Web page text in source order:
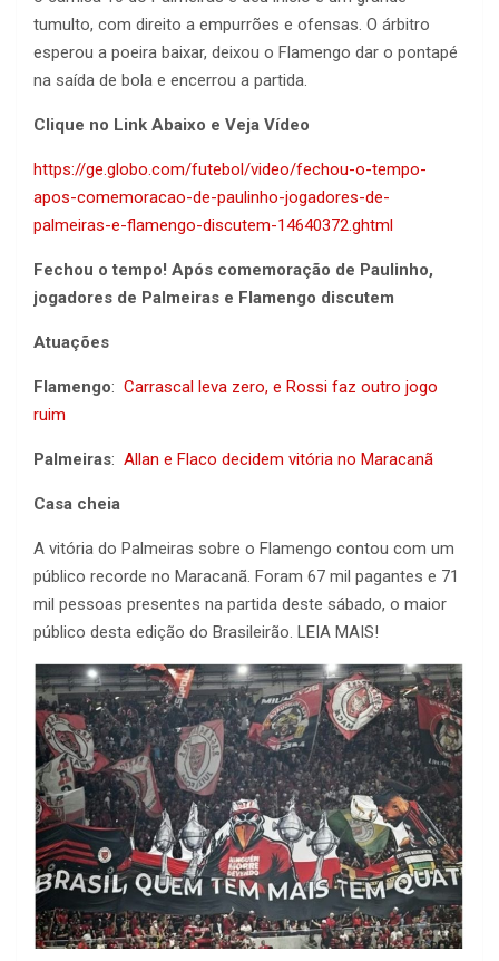
tumulto, com direito a empurrões e ofensas. O árbitro
esperou a poeira baixar, deixou o Flamengo dar o pontapé
na saída de bola e encerrou a partida.
Clique no Link Abaixo e Veja Vídeo
https://ge.globo.com/futebol/video/fechou-o-tempo-
apos-comemoracao-de-paulinho-jogadores-de-
palmeiras-e-flamengo-discutem-14640372.ghtml
Fechou o tempo! Após comemoração de Paulinho,
jogadores de Palmeiras e Flamengo discutem
Atuações
Flamengo: Carrascal leva zero, e Rossi faz outro jogo
ruim
Palmeiras: Allan e Flaco decidem vitória no Maracanã
Casa cheia
A vitória do Palmeiras sobre o Flamengo contou com um
público recorde no Maracanã. Foram 67 mil pagantes e 71
mil pessoas presentes na partida deste sábado, o maior
público desta edição do Brasileirão. LEIA MAIS!